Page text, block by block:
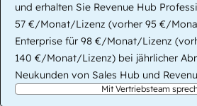
und erhalten Sie Revenue Hub
57 €/Monat/Lizenz (vorher 95 €/
Enterprise für 98 €/Monat/Lizenz
140 €/Monat/Lizenz) bei jährlicher
Neukunden von Sales Hub und
Mit Vertriebsteam